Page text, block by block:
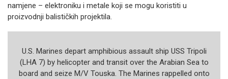
namjene – elektroniku i metale koji se mogu koristiti u
proizvodnji balističkih projektila.
U.S. Marines depart amphibious assault ship USS Tripoli
(LHA 7) by helicopter and transit over the Arabian Sea to
board and seize M/V Touska. The Marines rappelled onto